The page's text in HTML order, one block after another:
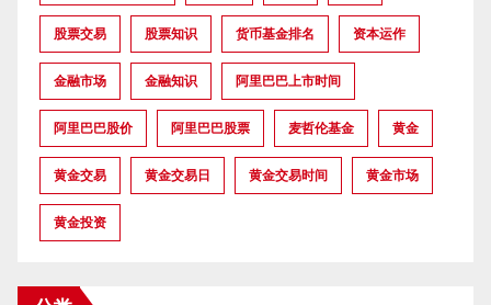
股票交易 股票知识 货币基金排名 资本运作
金融市场 金融知识 阿里巴巴上市时间
阿里巴巴股价 阿里巴巴股票 麦哲伦基金 黄金
黄金交易 黄金交易日 黄金交易时间 黄金市场
黄金投资